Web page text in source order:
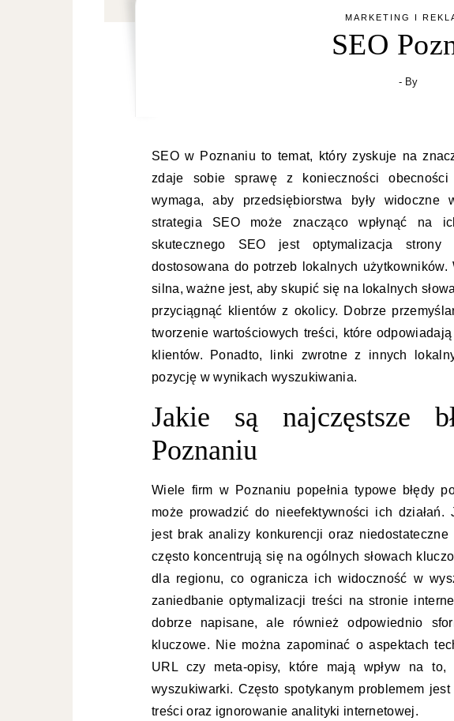
MARKETING I
SEO
- By
SEO w Poznaniu to temat, który zyskuje na
zdaje sobie sprawę z konieczności obecności
wymaga, aby przedsiębiorstwa były widoczne
strategia SEO może znacząco wpłynąć na
skutecznego SEO jest optymalizacja
dostosowana do potrzeb lokalnych
silna, ważne jest, aby skupić się na lokalnych
przyciągnąć klientów z okolicy. Dobrze
tworzenie wartościowych treści, które
klientów. Ponadto, linki zwrotne z innych
pozycję w wynikach wyszukiwania.
Jakie są najczęstsze
Poznaniu
Wiele firm w Poznaniu popełnia typowe błędy
może prowadzić do nieefektywności ich działań.
jest brak analizy konkurencji oraz
często koncentrują się na ogólnych słowach
dla regionu, co ogranicza ich widoczność w
zaniedbanie optymalizacji treści na stronie
dobrze napisane, ale również odpowiednio
kluczowe. Nie można zapominać o aspektach
URL czy meta-opisy, które mają wpływ na
wyszukiwarki. Często spotykanym problemem
treści oraz ignorowanie analityki internetowej.